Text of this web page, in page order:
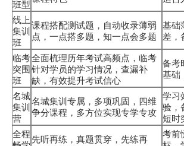
班型
线上
集训
班
课程搭配测试题，自动收录薄弱
点，一点搭多题，知一点会多题
基础
差，
临考
突围
班
全面梳理历年考试高频点，临考
针对学员的学习情况，查漏补
缺，有效提升考试信心
备考
基础
名城
集训
营
名城集训专属，多项巩固，四维
争分课程，多方位实现专学专攻
学习
验，
短时
全程
先听再练，真题贯穿，先练再
考前